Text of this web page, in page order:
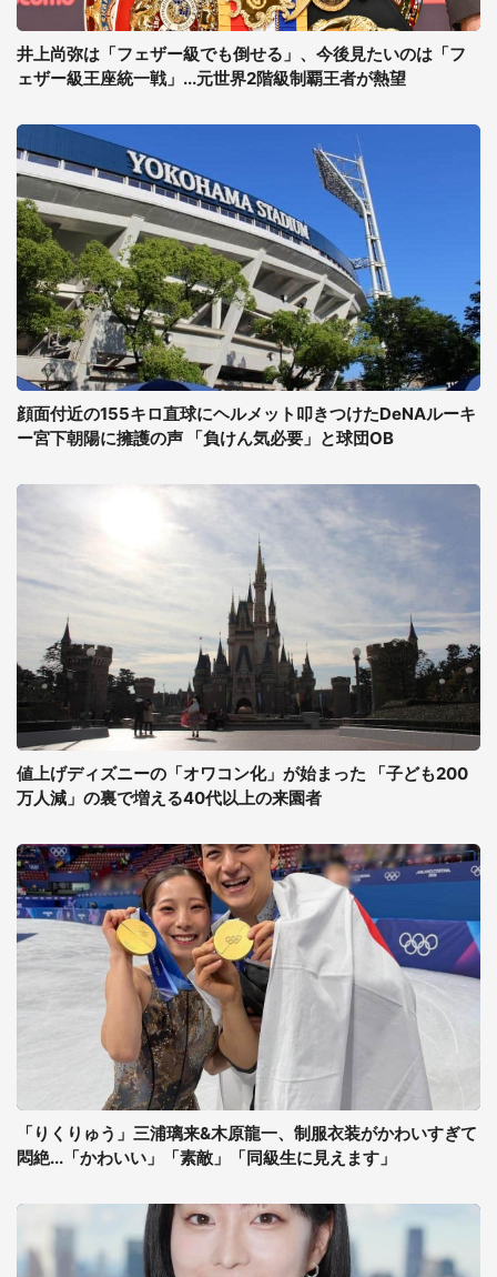
井上尚弥は「フェザー級でも倒せる」、今後見たいのは「フ
ェザー級王座統一戦」...元世界2階級制覇王者が熱望
顔面付近の155キロ直球にヘルメット叩きつけたDeNAルーキ
ー宮下朝陽に擁護の声 「負けん気必要」と球団OB
値上げディズニーの「オワコン化」が始まった 「子ども200
万人減」の裏で増える40代以上の来園者
「りくりゅう」三浦璃来&木原龍一、制服衣装がかわいすぎて
悶絶...「かわいい」「素敵」「同級生に見えます」